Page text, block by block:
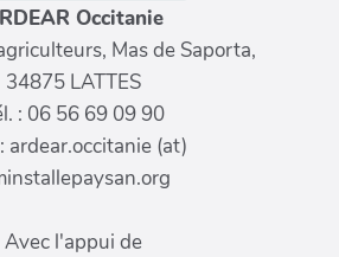
Occitanie
Mas de Saporta,
34875 LATTES
: 06 56 69 09 90
ardear.occitanie (at)
Avec l'appui de